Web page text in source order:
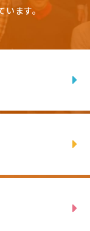
います。